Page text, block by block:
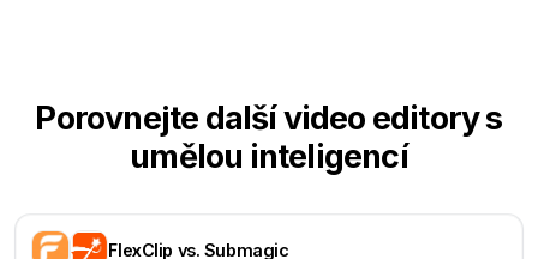
Porovnejte další video editory s
umělou inteligencí
FlexClip vs. Submagic